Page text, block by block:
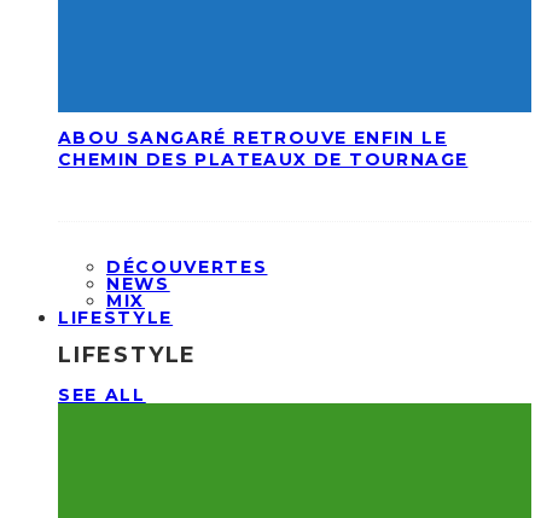
ABOU SANGARÉ RETROUVE ENFIN LE
CHEMIN DES PLATEAUX DE TOURNAGE
DÉCOUVERTES
NEWS
MIX
LIFESTYLE
LIFESTYLE
SEE ALL